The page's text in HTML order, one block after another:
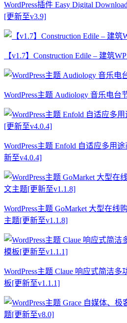
WordPress插件 Easy Digital
[更新至v3.9]
【v1.7】Construction Edile – 建筑
WordPress主题 Audiology 音乐电台
WordPress主题 Enfold 自适应多用
新至v4.0.4]
WordPress主题 GoMarket 大型在线
主题[更新至v1.1.8]
WordPress主题 Claue 响应式简洁
板[更新至v1.1.1]